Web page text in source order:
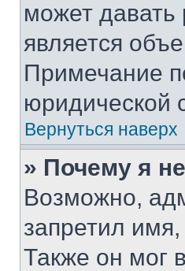
может
является
Примечание
юридической
Вернуться наверх
» Почему я
Возможно,
запретил
Также он мог